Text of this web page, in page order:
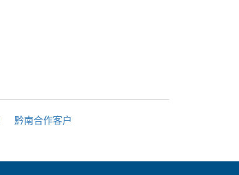
黔南合作客户